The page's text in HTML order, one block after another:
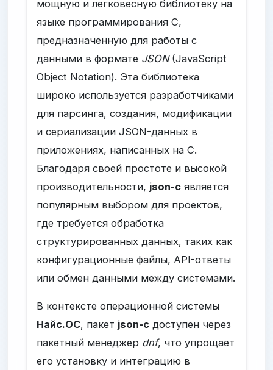
мощную и легковесную библиотеку на
языке программирования C,
предназначенную для работы с
данными в формате JSON(JavaScript
Object Notation). Эта библиотека
широко используется разработчиками
для парсинга, создания, модификации
и сериализации JSON-данных в
приложениях, написанных на C.
Благодаря своей простоте и высокой
производительности, json-c является
популярным выбором для проектов,
где требуется обработка
структурированных данных, таких как
конфигурационные файлы, API-ответы
или обмен данными между системами.
В контексте операционной системы
Найс.ОС, пакет json-c доступен через
пакетный менеджер dnf, что упрощает
его установку и интеграцию в